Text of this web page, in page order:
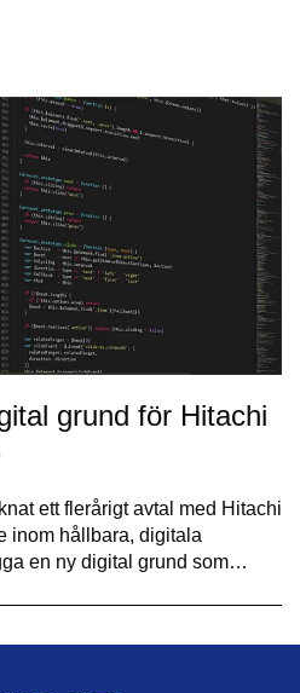
grund för Hitachi
ett flerårigt avtal med Hitachi
inom hållbara, digitala
en ny digital grund som…